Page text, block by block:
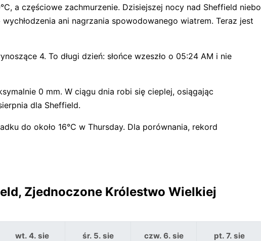
a częściowe zachmurzenie. Dzisiejszej nocy nad Sheffield niebo
ani nagrzania spowodowanego wiatrem. Teraz jest
4. To długi dzień: słońce wzeszło o 05:24 AM i nie
0 mm. W ciągu dnia robi się cieplej, osiągając
dla Sheffield.
do około 16°C w Thursday. Dla porównania, rekord
Zjednoczone Królestwo Wielkiej
wt. 4. sie śr. 5. sie czw. 6. sie pt. 7. sie